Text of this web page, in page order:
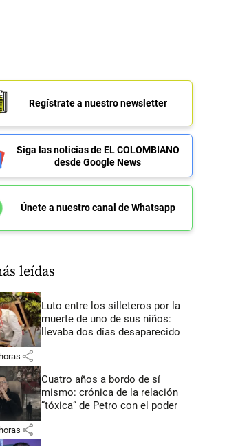
Regístrate a nuestro newsletter
Siga las noticias de EL COLOMBIANO
desde Google News
Únete a nuestro canal de Whatsapp
leídas
Luto entre los silleteros por la
muerte de uno de sus niños:
llevaba dos días desaparecido
share
Cuatro años a bordo de sí
mismo: crónica de la relación
“tóxica” de Petro con el poder
share